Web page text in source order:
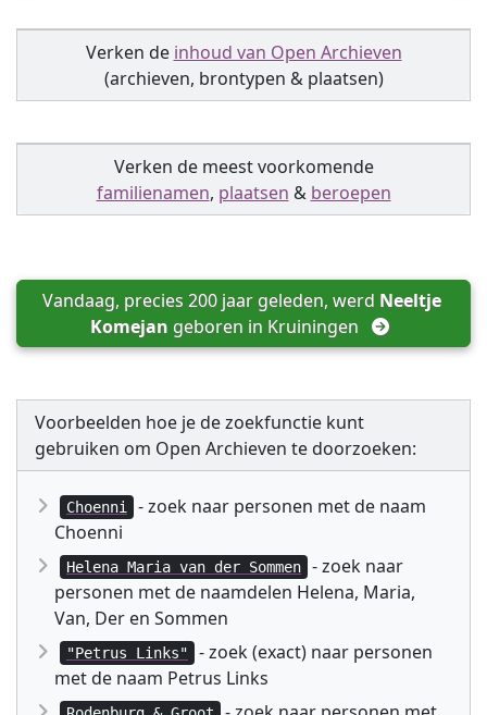
Verken de inhoud van Open Archieven
(archieven, brontypen & plaatsen)
Verken de meest voorkomende
familienamen, plaatsen & beroepen
Vandaag, precies 200 jaar geleden, werd Neeltje
Komejan geboren in Kruiningen
Voorbeelden hoe je de zoekfunctie kunt
gebruiken om Open Archieven te doorzoeken:
Choenni
- zoek naar personen met de naam
Choenni
Helena Maria van der Sommen
- zoek naar
personen met de naamdelen Helena, Maria,
Van, Der en Sommen
"Petrus Links"
- zoek (exact) naar personen
met de naam Petrus Links